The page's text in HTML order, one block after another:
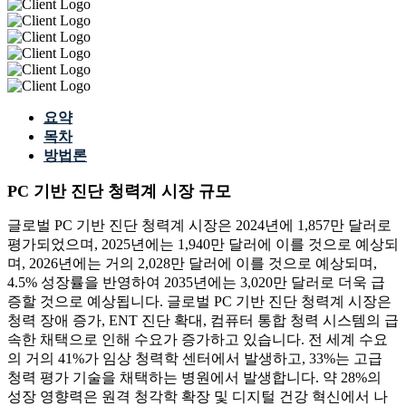
요약
목차
방법론
PC 기반 진단 청력계 시장 규모
글로벌 PC 기반 진단 청력계 시장은 2024년에 1,857만 달러로
평가되었으며, 2025년에는 1,940만 달러에 이를 것으로 예상되
며, 2026년에는 거의 2,028만 달러에 이를 것으로 예상되며,
4.5% 성장률을 반영하여 2035년에는 3,020만 달러로 더욱 급
증할 것으로 예상됩니다. 글로벌 PC 기반 진단 청력계 시장은
청력 장애 증가, ENT 진단 확대, 컴퓨터 통합 청력 시스템의 급
속한 채택으로 인해 수요가 증가하고 있습니다. 전 세계 수요
의 거의 41%가 임상 청력학 센터에서 발생하고, 33%는 고급
청력 평가 기술을 채택하는 병원에서 발생합니다. 약 28%의
성장 영향력은 원격 청각학 확장 및 디지털 건강 혁신에서 나